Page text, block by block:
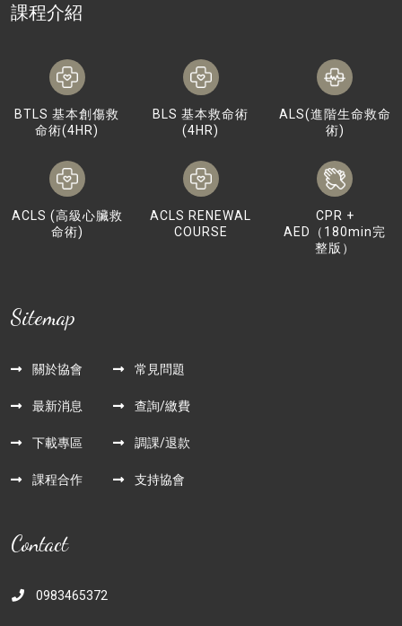
課程介紹
BTLS 基本創傷救
命術(4HR)
BLS 基本救命術
(4HR)
ALS(進階生命救命
術)
ACLS (高級心臟救
命術)
ACLS RENEWAL
COURSE
CPR +
AED（180min完
整版）
Sitemap
關於協會
最新消息
下載專區
課程合作
常見問題
查詢/繳費
調課/退款
支持協會
Contact
0983465372